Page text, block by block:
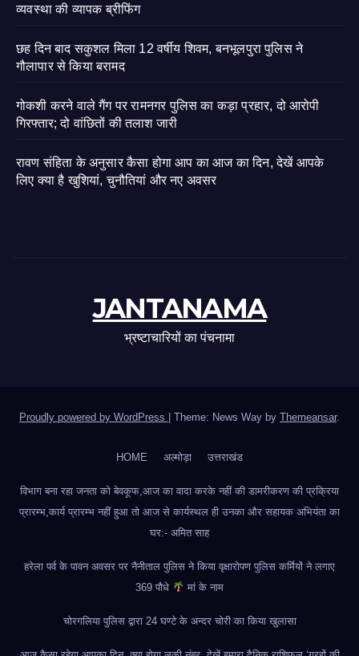
व्यवस्था की व्यापक ब्रीफिंग
छह दिन बाद सकुशल मिला 12 वर्षीय शिवम, बनभूलपुरा पुलिस ने
गौलापार से किया बरामद
गोकशी करने वाले गैंग पर रामनगर पुलिस का कड़ा प्रहार, दो आरोपी
गिरफ्तार; दो वांछितों की तलाश जारी
रावण संहिता के अनुसार कैसा होगा आप का आज का दिन, देखें आपके
लिए क्या है खुशियां, चुनौतियां और नए अवसर
JANTANAMA
भ्रष्टाचारियों का पंचनामा
Proudly powered by WordPress | Theme: News Way by Themeansar.
HOME अल्मोड़ा उत्तराखंड
विभाग बना रहा जनता को बेवकूफ,आज का वादा करके नहीं की डामरीकरण की प्रक्रिया
प्रारम्भ,कार्य प्रारम्भ नहीं हुआ तो आज से कार्यस्थल ही उनका और सहायक अभियंता का
घर:- अमित साह
हरेला पर्व के पावन अवसर पर नैनीताल पुलिस ने किया वृक्षारोपण पुलिस कर्मियों ने लगाए
369 पौधे
मां के नाम
चोरगलिया पुलिस द्वारा 24 घण्टे के अन्दर चोरी का किया खुलासा